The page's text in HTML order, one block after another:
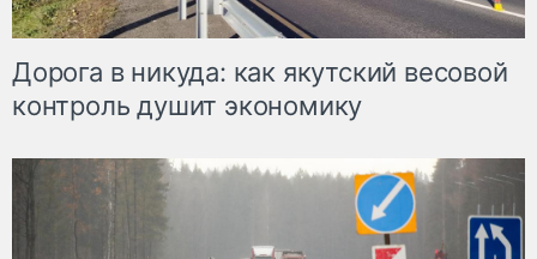
Дорога в никуда: как якутский весовой
контроль душит экономику